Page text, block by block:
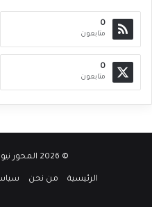
0
متابعون
0
متابعون
© 2026 المحور نيوز |
الرئيسية من نحن